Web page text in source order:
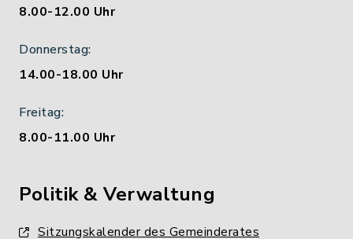
8.00-12.00 Uhr
Donnerstag:
14.00-18.00 Uhr
Freitag:
8.00-11.00 Uhr
Politik & Verwaltung
Sitzungskalender des Gemeinderates